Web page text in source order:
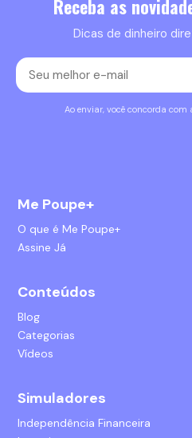
Receba as
Dicas de dinheiro
Ao enviar, você concorda com
Me Poupe+
O que é Me Poupe+
Assine Já
Conteúdos
Blog
Categorias
Vídeos
Simuladores
Independência Financeira